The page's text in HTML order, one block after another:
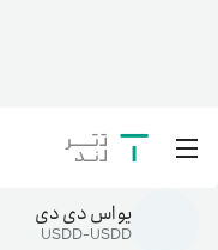
خانه رمزارزها/
USDD
یو‌ اس دی دی
USDD-USDD